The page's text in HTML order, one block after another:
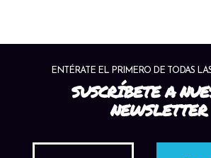
ENTÉRATE EL PRIMERO DE TODAS
SUSCRÍBETE A
NEWSLETTER